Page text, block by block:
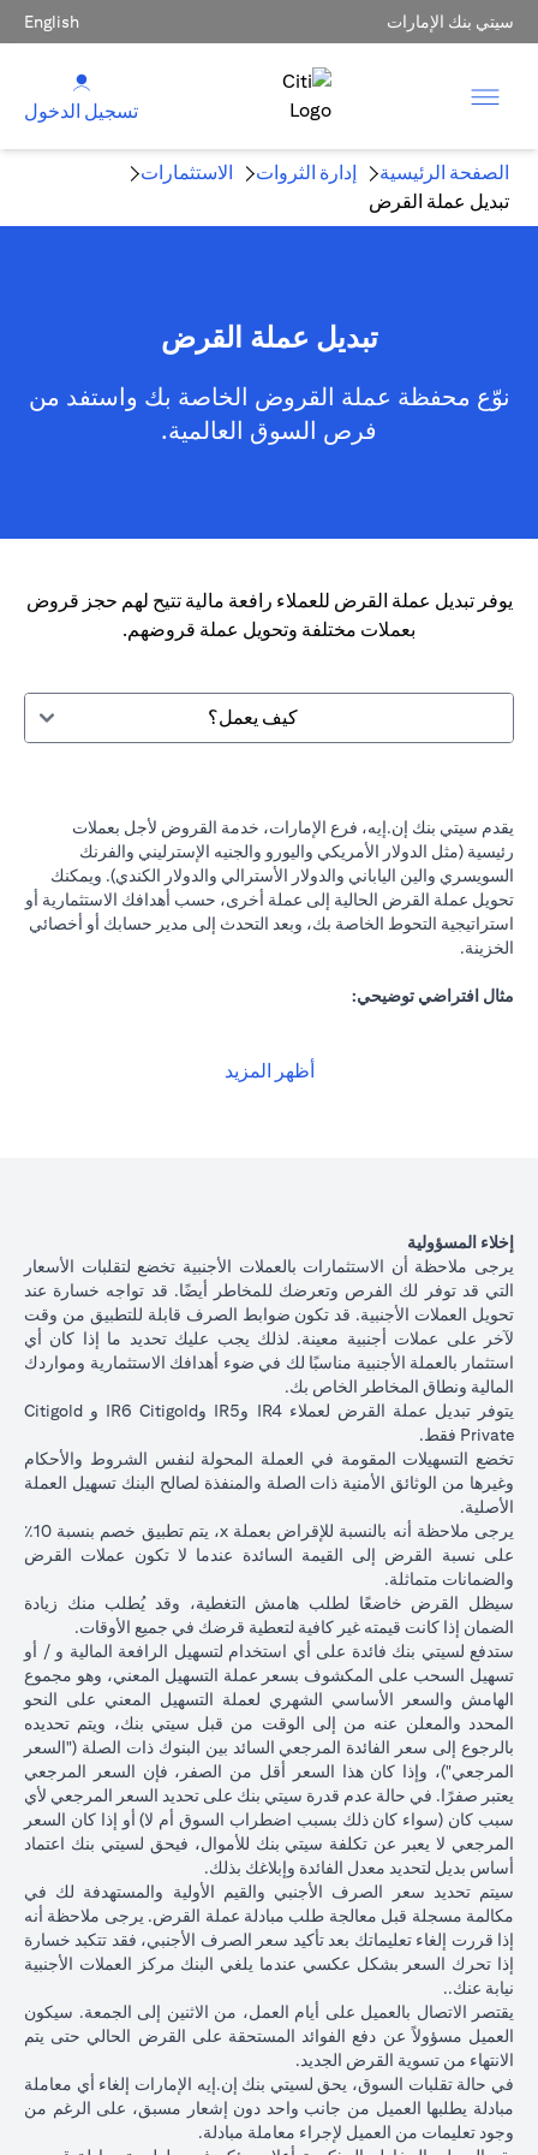
سيتي بنك الإمارات English
تسجيل الدخول
الصفحة الرئيسية إدارة الثروات
الاستثمارات
تبديل عملة القرض
تبديل عملة القرض
نوّع محفظة عملة القروض الخاصة بك واستفد من
فرص السوق العالمية.
يوفر تبديل عملة القرض للعملاء رافعة مالية تتيح لهم حجز قروض
بعملات مختلفة وتحويل عملة قروضهم.
كيف يعمل؟
يقدم سيتي بنك إن.إيه، فرع الإمارات، خدمة القروض لأجل بعملات
رئيسية (مثل الدولار الأمريكي واليورو والجنيه الإسترليني والفرنك
السويسري والين الياباني والدولار الأسترالي والدولار الكندي). ويمكنك
تحويل عملة القرض الحالية إلى عملة أخرى، حسب أهدافك الاستثمارية أو
استراتيجية التحوط الخاصة بك، وبعد التحدث إلى مدير حسابك أو أخصائي
الخزينة.
مثال افتراضي توضيحي:
الدولار الأمريكي، فيمكنك تحويل قرضك بالدولار الأمريكي إلى الين
القروض
التجارية
ياباني بسعر 105 دولار أمريكي / ين ياباني ( سعر العميل)
دولار أمريكي * 105 = 10,500,000 ين ياباني)
أصل
مبلغ
القرض +
الفائدة
بعد 1
إذا استمريت في قرض بالدولار الأمريكي، على أساس سعر
2.00٪ سنويًا، فسيكون أصل القرض + الفائدة بعد شهر واحد
100،166.67 دولار أمريكي.
الآن بعد أن قمت بتحويل قرضك بالدولار الأمريكي إلى قرض
الياباني بسعر 105 دولار أمريكي / ين ياباني، بناءً على سعر
10,508,750 ين ياباني.
سعر
الصرف
الأجنبي
للعميل
(بما في
ذلك
فارق
السعر
المستحق
للبنك)
بعد 1
شهر
الياباني مقابل الدولار
الأمريكي بنسبة 2٪
ليصل إلى 102.90 ين
ياباني = دولار أمريكي
استقرار سعر الين
الياباني مقابل
الدولار الأمريكي
عند 105 ين ياباني
= دولار أمريكي
الين الياباني
الدولار
بنسبة
107.1 ين
دولار أمريكي
بالدولار
الأمريكي
إذا تم
تحويل
قرض
الين
الياباني
مرة
أخرى
قرض
بالدولار
الأمريكي
102,125.85 دولار
(10,508,750/102.90
ين ياباني)
100,083.33 دولار
(10,508,750/105
ين ياباني)
107.10
ين ياباني)
أظهر المزيد
إخلاء المسؤولية
يرجى ملاحظة أن الاستثمارات بالعملات الأجنبية تخضع لتقلبات الأسعار
التي قد توفر لك الفرص وتعرضك للمخاطر أيضًا. قد تواجه خسارة عند
تحويل العملات الأجنبية. قد تكون ضوابط الصرف قابلة للتطبيق من وقت
لآخر على عملات أجنبية معينة. لذلك يجب عليك تحديد ما إذا كان أي
استثمار بالعملة الأجنبية مناسبًا لك في ضوء أهدافك الاستثمارية ومواردك
المالية ونطاق المخاطر الخاص بك.
يتوفر تبديل عملة القرض لعملاء IR4 وIR5 وIR6 Citigold و Citigold
Private فقط.
تخضع التسهيلات المقومة في العملة المحولة لنفس الشروط والأحكام
وغيرها من الوثائق الأمنية ذات الصلة والمنفذة لصالح البنك تسهيل العملة
الأصلية.
يرجى ملاحظة أنه بالنسبة للإقراض بعملة x، يتم تطبيق خصم بنسبة 10٪
على نسبة القرض إلى القيمة السائدة عندما لا تكون عملات القرض
والضمانات متماثلة.
سيظل القرض خاضعًا لطلب هامش التغطية، وقد يُطلب منك زيادة
الضمان إذا كانت قيمته غير كافية لتعطية قرضك في جميع الأوقات.
ستدفع لسيتي بنك فائدة على أي استخدام لتسهيل الرافعة المالية و / أو
تسهيل السحب على المكشوف بسعر عملة التسهيل المعني، وهو مجموع
الهامش والسعر الأساسي الشهري لعملة التسهيل المعني على النحو
المحدد والمعلن عنه من إلى الوقت من قبل سيتي بنك، ويتم تحديده
بالرجوع إلى سعر الفائدة المرجعي السائد بين البنوك ذات الصلة ("السعر
المرجعي")، وإذا كان هذا السعر أقل من الصفر، فإن السعر المرجعي
يعتبر صفرًا. في حالة عدم قدرة سيتي بنك على تحديد السعر المرجعي لأي
سبب كان (سواء كان ذلك بسبب اضطراب السوق أم لا) أو إذا كان السعر
المرجعي لا يعبر عن تكلفة سيتي بنك للأموال، فيحق لسيتي بنك اعتماد
أساس بديل لتحديد معدل الفائدة وإبلاغك بذلك.
سيتم تحديد سعر الصرف الأجنبي والقيم الأولية والمستهدفة لك في
مكالمة مسجلة قبل معالجة طلب مبادلة عملة القرض. يرجى ملاحظة أنه
إذا قررت إلغاء تعليماتك بعد تأكيد سعر الصرف الأجنبي، فقد تتكبد خسارة
إذا تحرك السعر بشكل عكسي عندما يلغي البنك مركز العملات الأجنبية
نيابة عنك..
يقتصر الاتصال بالعميل على أيام العمل، من الاثنين إلى الجمعة. سيكون
العميل مسؤولاً عن دفع الفوائد المستحقة على القرض الحالي حتى يتم
الانتهاء من تسوية القرض الجديد.
في حالة تقلبات السوق، يحق لسيتي بنك إن.إيه الإمارات إلغاء أي معاملة
مبادلة يطلبها العميل من جانب واحد دون إشعار مسبق، على الرغم من
وجود تعليمات من العميل لإجراء معاملة مبادلة.